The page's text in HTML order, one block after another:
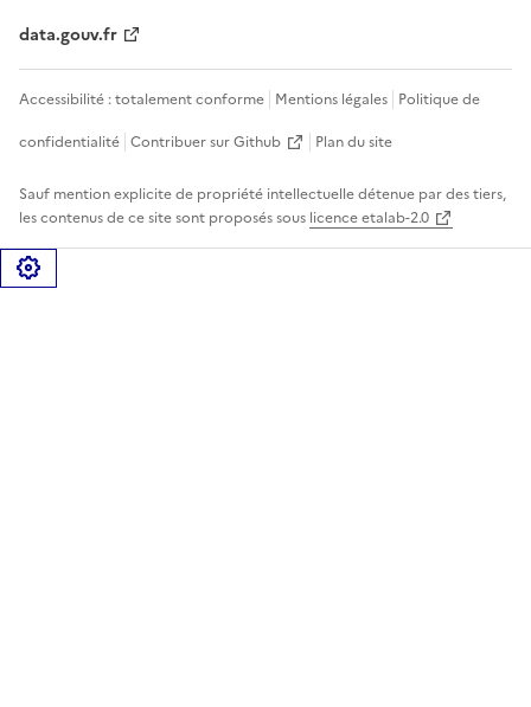
data.gouv.fr
Accessibilité : totalement conforme Mentions légales Politique de
confidentialité Contribuer sur Github Plan du site
Sauf mention explicite de propriété intellectuelle détenue par des tiers,
les contenus de ce site sont proposés sous licence etalab-2.0
Gérer les cookies